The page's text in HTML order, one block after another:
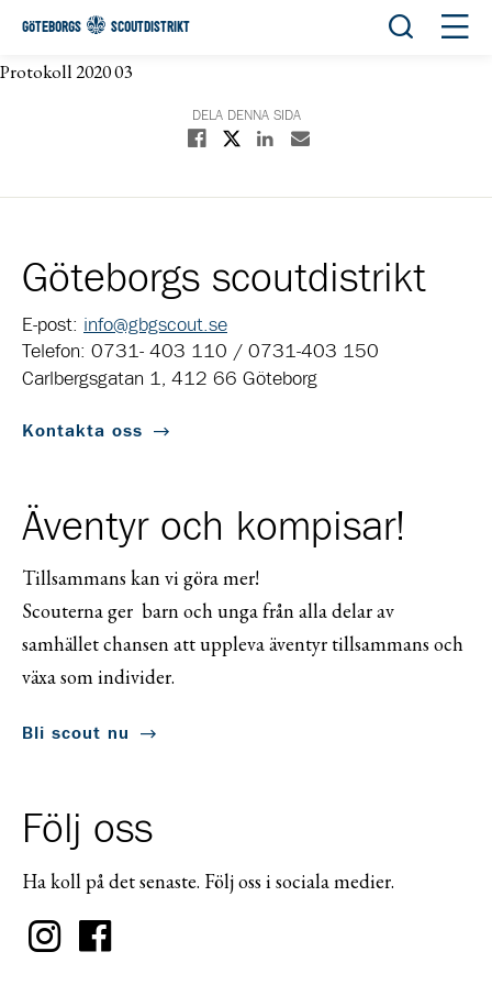
GÖTEBORGS SCOUTDISTRIKT Öppna
Protokoll 2020 03
DELA DENNA SIDA
Dela på Facebook
Dela på XDela på Linkedin
Dela med E-post
Göteborgs scoutdistrikt
E-post: info@gbgscout.se
Telefon: 0731- 403 110 / 0731-403 150
Carlbergsgatan 1, 412 66 Göteborg
Kontakta oss
Äventyr och kompisar!
Tillsammans kan vi göra mer!
Scouterna ger barn och unga från alla delar av
samhället chansen att uppleva äventyr tillsammans och
växa som individer.
Bli scout nu
Följ oss
Ha koll på det senaste. Följ oss i sociala medier.